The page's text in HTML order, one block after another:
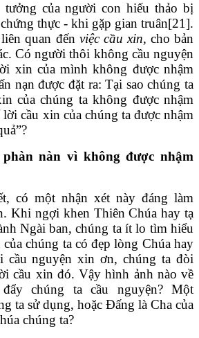
của người con hiếu thảo bị
thực - khi gặp gian truân[21].
quan đến việc cầu xin, cho bản
Có người thôi không cầu nguyện
xin của mình không được nhậm
nạn được đặt ra: Tại sao chúng ta
của chúng ta không được nhậm
cầu xin của chúng ta được nhậm
nàn vì không được nhậm
có một nhận xét này đáng làm
Khi ngợi khen Thiên Chúa hay tạ
Ngài ban, chúng ta ít lo tìm hiểu
chúng ta có đẹp lòng Chúa hay
cầu nguyện xin ơn, chúng ta đòi
cầu xin đó. Vậy hình ảnh nào về
chúng ta cầu nguyện? Một
ta sử dụng, hoặc Đấng là Cha của
chúng ta?